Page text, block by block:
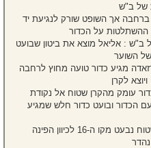
של ב"ש
אך השופט שורק לנגיעת יד
על הכדור
: אליאל מוצא את ביטון שבועט
של השוער
מגיע כדור טועה מחוץ לרחבה
לקרן
עומק מהקרן שטוח אל נקודת
הכדור ובועט כדור חלש שמגיע
- איום ראשון של היוונים : טיל שטוח נבעט מקו ה-16 לכיוון הפינה